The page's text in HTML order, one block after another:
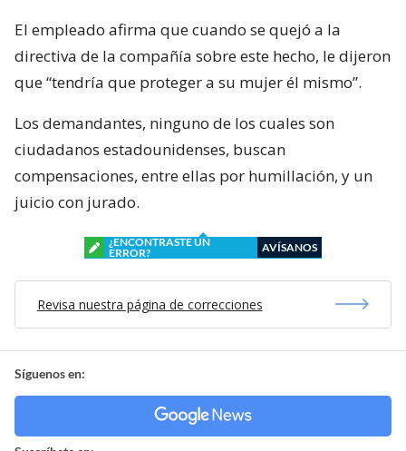
El empleado afirma que cuando se quejó a la
directiva de la compañía sobre este hecho, le dijeron
que “tendría que proteger a su mujer él mismo”.
Los demandantes, ninguno de los cuales son
ciudadanos estadounidenses, buscan
compensaciones, entre ellas por humillación, y un
juicio con jurado.
¿ENCONTRASTE UN
ERROR?
AVÍSANOS
Revisa nuestra página de correcciones
Síguenos en: